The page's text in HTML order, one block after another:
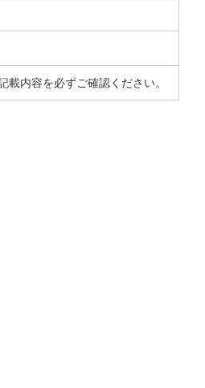
内容を必ずご確認ください。